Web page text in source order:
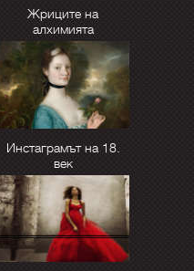
Жриците на
алхимията
Инстаграмът на 18.
век